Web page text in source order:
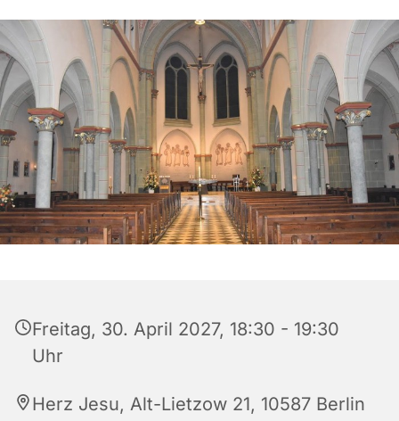
Freitag, 30. April 2027, 18:30 - 19:30
Uhr
Herz Jesu, Alt-Lietzow 21, 10587 Berlin